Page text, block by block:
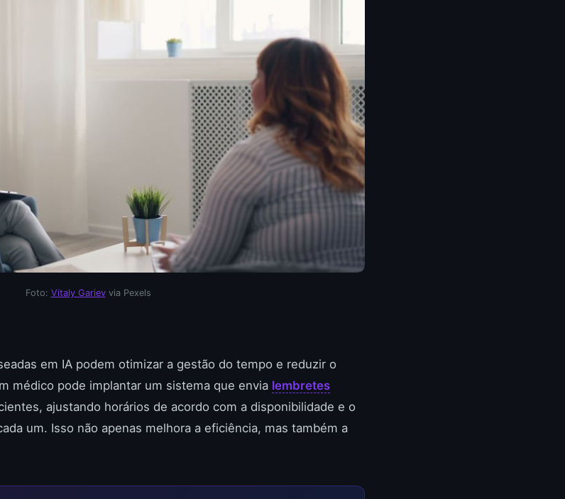
Foto: Vitaly Garievvia Pexels
em IA podem otimizar a gestão do tempo e reduzir o
médico pode implantar um sistema que envia lembretes
ajustando horários de acordo com a disponibilidade e o
um. Isso não apenas melhora a eficiência, mas também a